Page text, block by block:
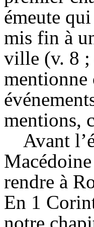
émeute
mis fin à
ville (v. 8 ;
mentionne
mentions,
Avant
rendre à
En 1